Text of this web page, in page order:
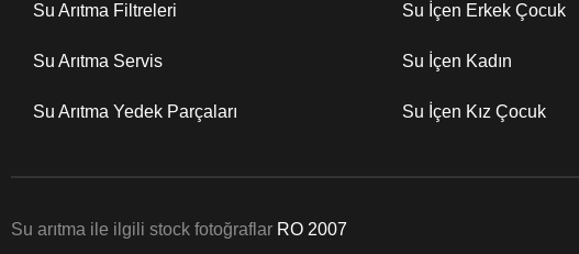
Su Arıtma Filtreleri
Su Arıtma Servis
Su Arıtma Yedek Parçaları
Su İçen Erkek Çocuk
Su İçen Kadın
Su İçen Kız Çocuk
Su arıtma ile ilgili stock fotoğraflar RO 2007